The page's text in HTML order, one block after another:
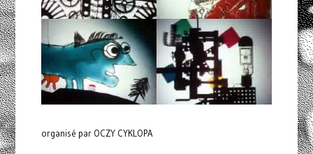
organisé par OCZY CYKLOPA